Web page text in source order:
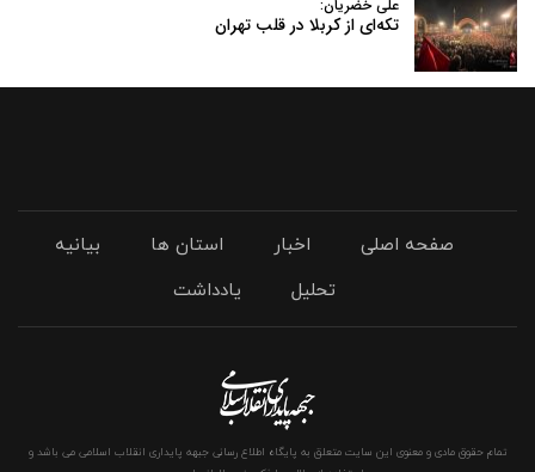
علی خضریان:
تکه‌ای از کربلا در قلب تهران
صفحه اصلی اخبار استان ها
بیانیه
تحلیل
یادداشت
تمام حقوق مادی و معنوی این سایت متعلق به پایگاه اطلاع رسانی جبهه پایداری انقلاب اسلامی می باشد و